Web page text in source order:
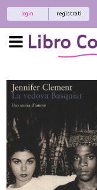
registrati
login